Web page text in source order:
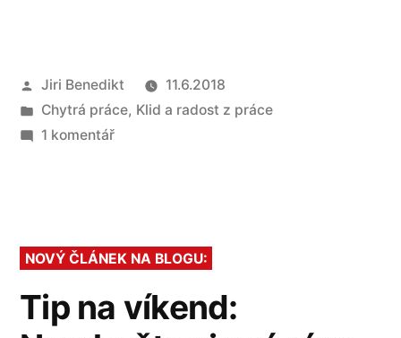
Autor
Jiri Benedikt
11.6.2018
Publikováno
v
Chytrá práce, Klid a radost z práce
1 komentářu
hubu
šoupej
NOVÝ ČLÁNEK NA BLOGU:
Tip na víkend: